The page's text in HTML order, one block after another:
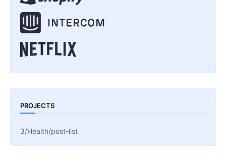
PROJECTS
3/Health/post-list